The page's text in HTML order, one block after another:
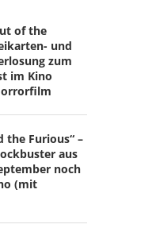
of the
und
zum
im Kino
the Furious“ –
aus
noch
(mit